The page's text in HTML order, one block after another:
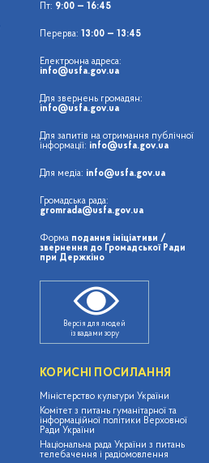
Пт: 9:00 — 16:45
Перерва: 13:00 — 13:45
Електронна адреса:
info@usfa.gov.ua
Для звернень громадян:
info@usfa.gov.ua
Для запитів на отримання публічної
інформації: info@usfa.gov.ua
Для медіа: info@usfa.gov.ua
Громадська рада:
gromrada@usfa.gov.ua
Форма подання ініціативи /
звернення до Громадської Ради
при Держкіно
Версія для людей
із вадами зору
КОРИСНІ ПОСИЛАННЯ
Міністерство культури України
Комітет з питань гуманітарної та
інформаційної політики Верховної
Ради України
Національна рада України з питань
телебачення і радіомовлення